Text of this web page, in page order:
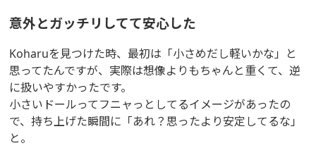
意外とガッチリしてて安心した
Koharuを見つけた時、最初は「小さめだし軽いかな」と
思ってたんですが、実際は想像よりもちゃんと重くて、逆
に扱いやすかったです。
小さいドールってフニャっとしてるイメージがあったの
で、持ち上げた瞬間に「あれ？思ったより安定してるな」
と。